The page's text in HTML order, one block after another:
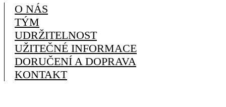
O NÁS
TÝM
UDRŽITELNOST
UŽITEČNÉ INFORMACE
DORUČENÍ A DOPRAVA
KONTAKT